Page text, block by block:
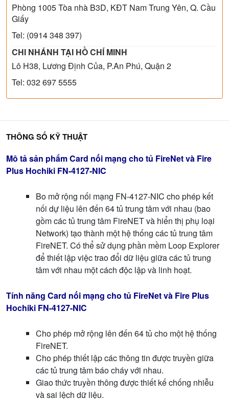
Phòng 1005 Tòa nhà B3D, KĐT Nam Trung Yên, Q. Cầu
Giấy
Tel: (0914 348 397)
CHI NHÁNH TẠI HỒ CHÍ MINH
Lô H38, Lương Định Của, P.An Phú, Quận 2
Tel: 032 697 5555
Mô tả sản phẩm Card nối mạng cho tủ FireNet và Fire
Plus Hochiki FN-4127-NIC
Bo mở rộng nối mạng FN-4127-NIC cho phép kết
nối dự liệu lên đến 64 tủ trung tâm với nhau (bao
gồm các tủ trung tâm FireNET và hiển thị phụ loại
Network) tạo thành một hệ thống các tủ trung tâm
FireNET. Có thể sử dụng phần mềm Loop Explorer
để thiết lập việc trao đổi dữ liệu giữa các tủ trung
tâm với nhau một cách độc lập và linh hoạt.
Tính năng Card nối mạng cho tủ FireNet và Fire Plus
Hochiki FN-4127-NIC
Cho phép mở rộng lên đến 64 tủ cho một hệ thống
FireNET.
Cho phép thiết lập các thông tin được truyền giữa
các tủ trung tâm báo cháy với nhau.
Giao thức truyền thông được thiết kế chống nhiễu
và sai lệch dữ liệu.
THÔNG SỐ KỸ THUẬT